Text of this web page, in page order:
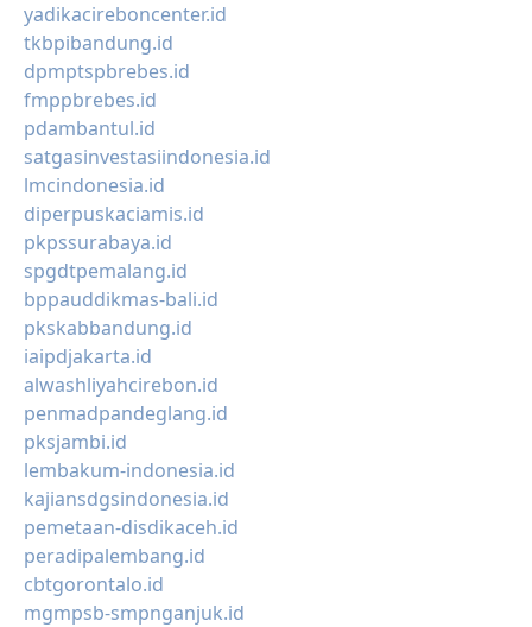
yadikacireboncenter.id
tkbpibandung.id
dpmptspbrebes.id
fmppbrebes.id
pdambantul.id
satgasinvestasiindonesia.id
lmcindonesia.id
diperpuskaciamis.id
pkpssurabaya.id
spgdtpemalang.id
bppauddikmas-bali.id
pkskabbandung.id
iaipdjakarta.id
alwashliyahcirebon.id
penmadpandeglang.id
pksjambi.id
lembakum-indonesia.id
kajiansdgsindonesia.id
pemetaan-disdikaceh.id
peradipalembang.id
cbtgorontalo.id
mgmpsb-smpnganjuk.id